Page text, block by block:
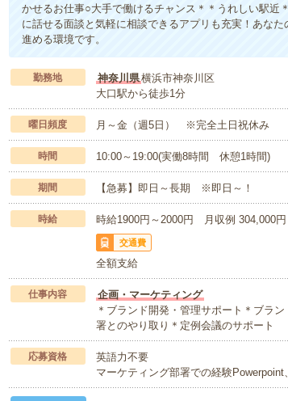
かせるお仕事○大手で働けるチャンス＊＊うれしい駅近
に話せる面談と気軽に相談できるアプリも充実！あな
進める環境です。
勤務地 神奈川県横浜市神奈川区
大口駅から徒歩1分
曜日頻度 月～金（週5日） ※完全土日祝休み
時間 10:00～19:00(実働8時間 休憩1時間)
期間 【急募】即日～長期 ※即日～！
時給 時給1900円～2000円 月収例 304,000円
交通費
全額支給
仕事内容
企画・マーケティング
＊ブランド開発・管理サポート＊ブラ
署とのやり取り＊定例会議のサポート
応募資格
英語力不要
マーケティング部署での経験